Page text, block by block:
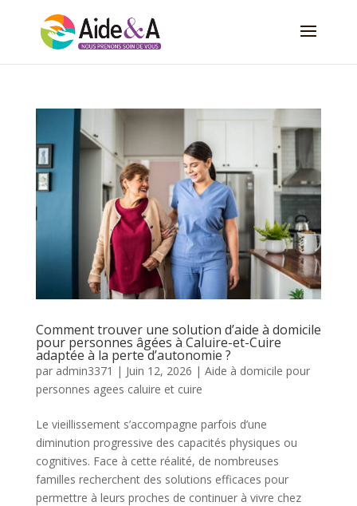
Comment trouver une solution d’aide à domicile
pour personnes âgées à Caluire-et-Cuire
adaptée à la perte d’autonomie ?
par admin3371 | Juin 12, 2026 | Aide à domicile pour
personnes agees caluire et cuire
Le vieillissement s’accompagne parfois d’une
diminution progressive des capacités physiques ou
cognitives. Face à cette réalité, de nombreuses
familles recherchent des solutions efficaces pour
permettre à leurs proches de continuer à vivre chez